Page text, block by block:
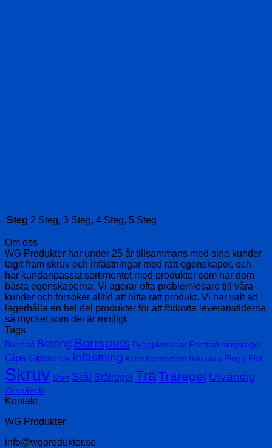
Steg 2 Steg, 3 Steg, 4 Steg, 5 Steg
Om oss
WG Produkter har under 25 år tillsammans med sina kunder
tagit fram skruv och infästningar med rätt egenskaper, och
har kundanpassat sortimentet med produkter som har dom
bästa egenskaperna. Vi agerar ofta problemlösare till våra
kunder och försöker alltid att hitta rätt produkt. Vi har valt att
lagerhålla en hel del produkter för att förkorta leveranstiderna
så mycket som det är möjligt.
Tags
Bandad Betong Borrspets Byggplåtskruv Förstärkningsregel
Gips Gipsskruv Infästning Karm Karmsystem Nylonplugg Plugg Plåt
Skruv Sten Stål Stålregel TräTräregel Utvändig
Zincotech
Kontakt
WG Produkter
info@wgprodukter.se